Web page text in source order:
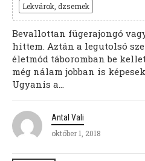
Lekvárok, dzsemek
Bevallottan fügerajongó
hittem. Aztán a legutolsó
életmód táboromban be
még nálam jobban is
Ugyanis a...
Antal Vali
október 1, 2018